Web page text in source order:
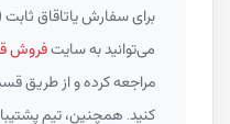
برای سفارش یاتاقاق ثابت (
می‌توانید به سایتفروش
مراجعه کرده و از طریق قسمت
کنید. همچنین، تیم پشتیبانی